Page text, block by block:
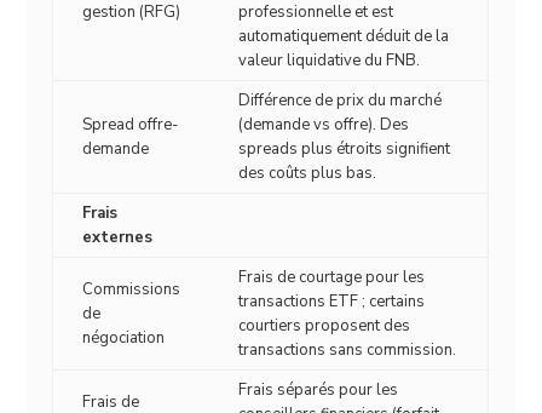
gestion (RFG)
professionnelle et est
automatiquement déduit de la
valeur liquidative du FNB.
Spread offre-
demande
Différence de prix du marché
(demande vs offre). Des
spreads plus étroits signifient
des coûts plus bas.
Frais
externes
Commissions
de
négociation
Frais de courtage pour les
transactions ETF ; certains
courtiers proposent des
transactions sans commission.
Frais de
Frais séparés pour les